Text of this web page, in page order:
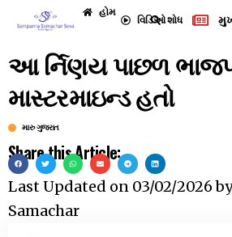
હોમ
વિડિઓશોધ
આ ર્નિણય પાછળ
માસ્ટરમાઇન્ડ હતો
મારુ ગુજરાત
Share this Article:
Last Updated on 03/02/2026
Samachar